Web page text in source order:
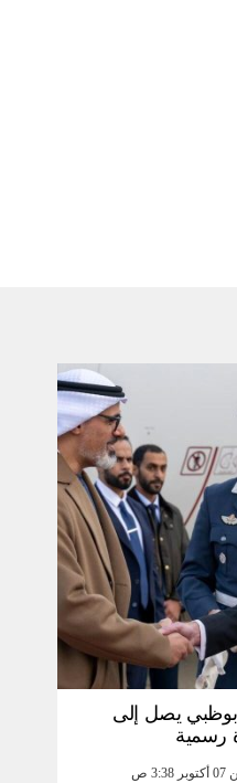
يصل إلى
رسمية
ص